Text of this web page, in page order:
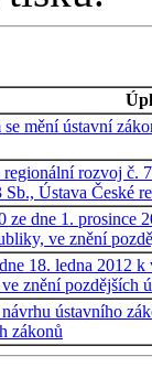
mění ústavní
rozvoj č.
Ústava České
ze dne 1. prosince
ve znění
18. ledna 2012
znění pozdějších
ústavního
zákonů